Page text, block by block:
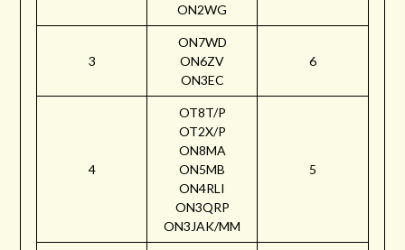
ON2WG
3
ON7WD
ON6ZV
ON3EC
6
4
OT8T/P
OT2X/P
ON8MA
ON5MB
ON4RLI
ON3QRP
ON3JAK/MM
5